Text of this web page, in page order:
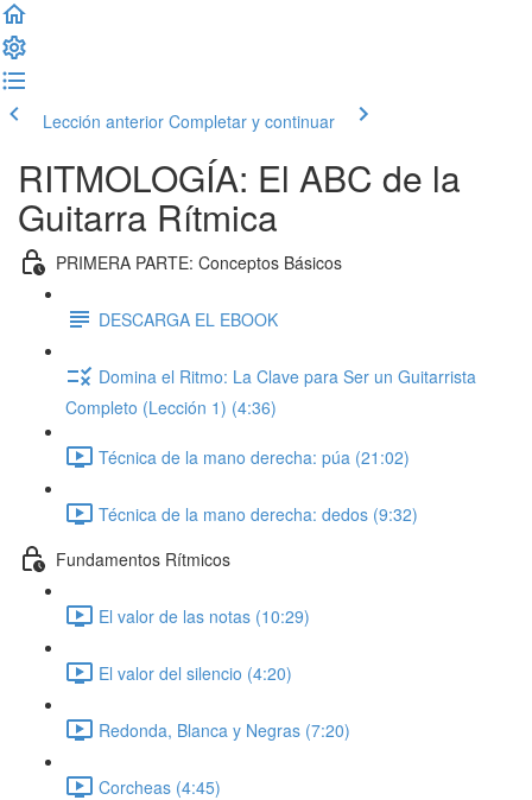
Lección anterior Completar y continuar
RITMOLOGÍA: El ABC de la
Guitarra Rítmica
PRIMERA PARTE: Conceptos Básicos
DESCARGA EL EBOOK
Domina el Ritmo: La Clave para Ser un Guitarrista
Completo (Lección 1) (4:36)
Técnica de la mano derecha: púa (21:02)
Técnica de la mano derecha: dedos (9:32)
Fundamentos Rítmicos
El valor de las notas (10:29)
El valor del silencio (4:20)
Redonda, Blanca y Negras (7:20)
Corcheas (4:45)